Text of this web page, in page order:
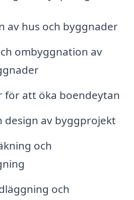
av hus och byggnader
ombyggnation av
för att öka boendeytan
design av byggprojekt
och
och